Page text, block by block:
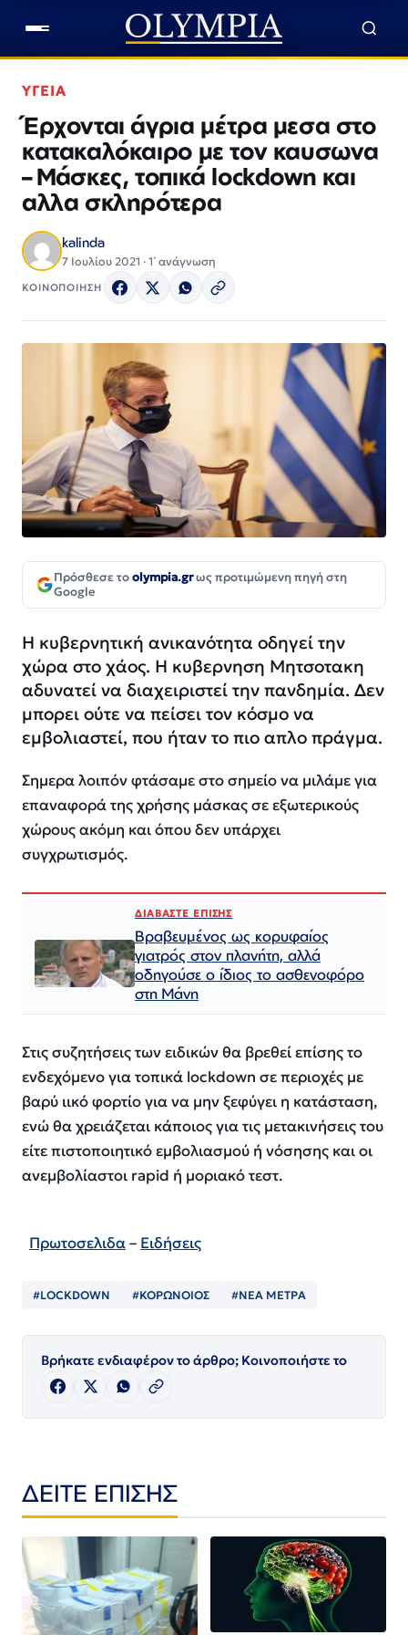
ΥΓΕΙΑ
Έρχονται άγρια μέτρα μεσα στο
κατακαλόκαιρο με τον καυσωνα
– Μάσκες, τοπικά lockdown και
αλλα σκληρότερα
kalinda
7 Ιουλίου 2021 · 1΄ ανάγνωση
ΚΟΙΝΟΠΟΙΗΣΗ
Πρόσθεσε τοolympia.grως προτιμώμενη πηγή στη
Google
Η κυβερνητική ανικανότητα οδηγεί την
χώρα στο χάος. Η κυβερνηση Μητσοτακη
αδυνατεί να διαχειριστεί την πανδημία. Δεν
μπορει ούτε να πείσει τον κόσμο να
εμβολιαστεί, που ήταν το πιο απλο πράγμα.
Σημερα λοιπόν φτάσαμε στο σημείο να μιλάμε για
επαναφορά της χρήσης μάσκας σε εξωτερικούς
χώρους ακόμη και όπου δεν υπάρχει
συγχρωτισμός.
ΔΙΑΒΑΣΤΕ ΕΠΙΣΗΣ
Βραβευμένος ως κορυφαίος
γιατρός στον πλανήτη, αλλά
οδηγούσε ο ίδιος το ασθενοφόρο
στη Μάνη
Στις συζητήσεις των ειδικών θα βρεθεί επίσης το
ενδεχόμενο για τοπικά lockdown σε περιοχές με
βαρύ ιικό φορτίο για να μην ξεφύγει η κατάσταση,
ενώ θα χρειάζεται κάποιος για τις μετακινήσεις του
είτε πιστοποιητικό εμβολιασμού ή νόσησης και οι
ανεμβολίαστοι rapid ή μοριακό τεστ.
Πρωτοσελιδα– Ειδήσεις
#LOCKDOWN #ΚΟΡΩΝΟΙΟΣ #ΝΕΑ ΜΕΤΡΑ
Βρήκατε ενδιαφέρον το άρθρο; Κοινοποιήστε το
ΔΕΙΤΕ ΕΠΙΣΗΣ